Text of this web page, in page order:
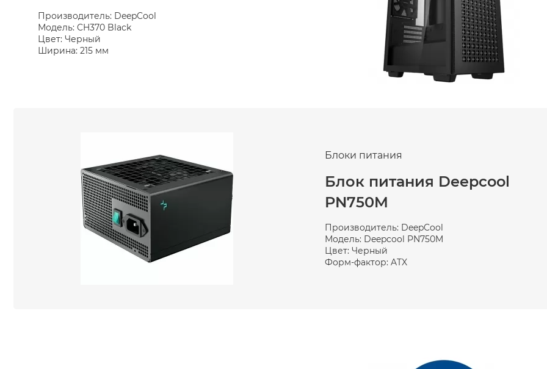
Производитель: DeepCool
Модель: CH370 Black
Цвет: Черный
Ширина: 215 мм
Блоки питания
Блок питания Deepcool
PN750M
Производитель: DeepCool
Модель: Deepcool PN750M
Цвет: Черный
Форм-фактор: ATX